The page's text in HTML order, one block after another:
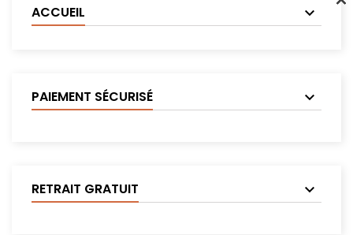
ACCUEIL
PAIEMENT SÉCURISÉ
RETRAIT GRATUIT